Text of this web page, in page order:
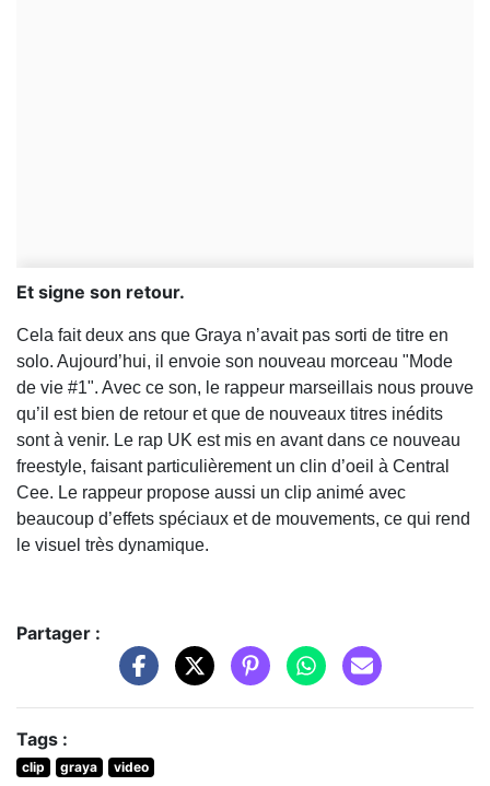
Et signe son retour.
Cela fait deux ans que Graya n’avait pas sorti de titre en
solo. Aujourd’hui, il envoie son nouveau morceau "Mode
de vie #1". Avec ce son, le rappeur marseillais nous prouve
qu’il est bien de retour et que de nouveaux titres inédits
sont à venir. Le rap UK est mis en avant dans ce nouveau
freestyle, faisant particulièrement un clin d’oeil à Central
Cee. Le rappeur propose aussi un clip animé avec
beaucoup d’effets spéciaux et de mouvements, ce qui rend
le visuel très dynamique.
Partager :
Tags :
clip graya video